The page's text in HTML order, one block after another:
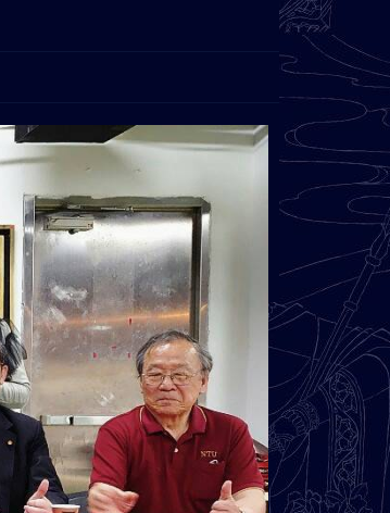
今日瀏覽人數： 209總瀏覽人數：